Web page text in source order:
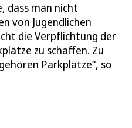
dass man nicht
von Jugendlichen
die Verpflichtung der
zu schaffen. Zu
Parkplätze“, so